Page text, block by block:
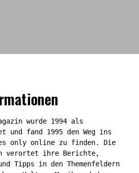
wurde 1994 als
und fand 1995 den Weg ins
only online zu finden. Die
verortet ihre Berichte,
Tipps in den Themenfeldern